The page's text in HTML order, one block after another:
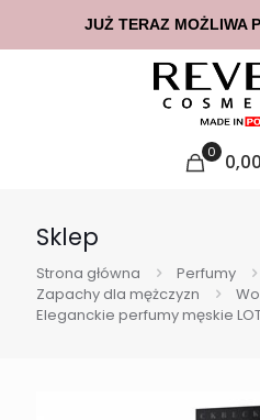
0 0,00
Sklep
Strona główna
Perfumy
Zapachy dla mężczyzn
Eleganckie perfumy męskie
JUŻ TERAZ MOŻLIWA